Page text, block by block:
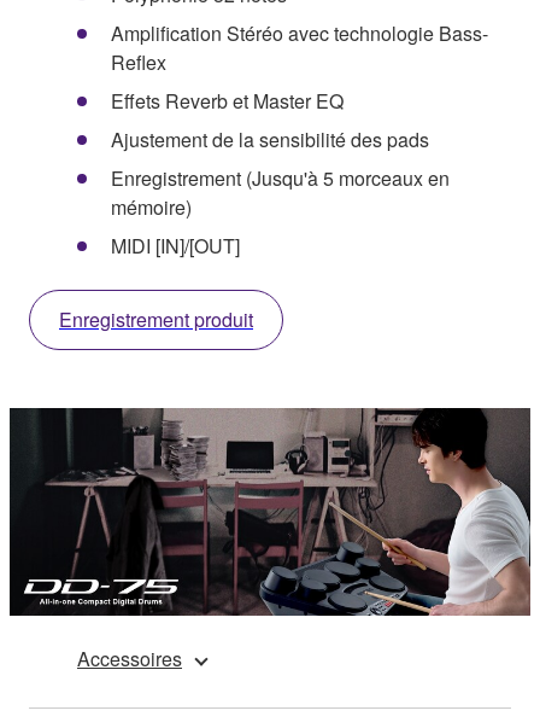
Amplification Stéréo avec technologie Bass-
Reflex
Effets Reverb et Master EQ
Ajustement de la sensibilité des pads
Enregistrement (Jusqu'à 5 morceaux en
mémoire)
MIDI [IN]/[OUT]
Enregistrement produit
Accessoires